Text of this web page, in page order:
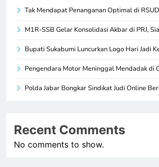
Tak Mendapat Penanganan Optimal di
M1R-SSB Gelar Konsolidasi Akbar di PRJ,
Bupati Sukabumi Luncurkan Logo Hari Jadi
Pengendara Motor Meninggal Mendadak di
Polda Jabar Bongkar Sindikat Judi Online
Recent Comments
No comments to show.